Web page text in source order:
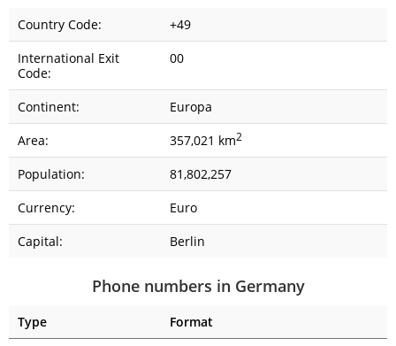
Country Code:
+49
International Exit
Code:
00
Continent:
Europa
Area:
357,021 km2
Population:
81,802,257
Currency:
Euro
Capital:
Berlin
Phone numbers in Germany
Type
Format